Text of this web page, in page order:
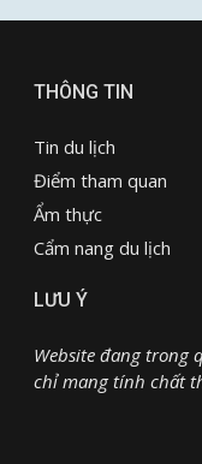
THÔNG TIN
Tin du lịch
Điểm tham quan
Ẩm thực
Cẩm nang du lịch
LƯU Ý
Website đang trong
chỉ mang tính chất